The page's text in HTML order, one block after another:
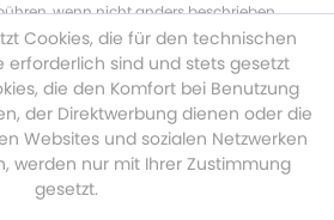
wenn nicht anders beschrieben
Cookies, die für den technischen
erforderlich sind und stets gesetzt
die den Komfort bei Benutzung
der Direktwerbung dienen oder die
Websites und sozialen Netzwerken
werden nur mit Ihrer Zustimmung
gesetzt.